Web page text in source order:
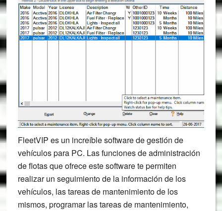
FleetVIP es un increíble software de gestión de
vehículos para PC. Las funciones de administración
de flotas que ofrece este software te permiten
realizar un seguimiento de la información de los
vehículos, las tareas de mantenimiento de los
mismos, programar las tareas de mantenimiento,